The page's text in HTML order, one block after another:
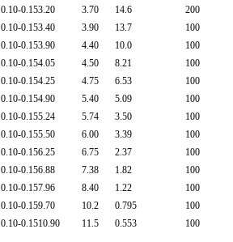
0.10-0.153.20 3.70 14.6
200
0.10-0.153.40 3.90 13.7
100
0.10-0.153.90 4.40 10.0
100
0.10-0.154.05 4.50 8.21
100
0.10-0.154.25 4.75 6.53
100
0.10-0.154.90 5.40 5.09
100
0.10-0.155.24 5.74 3.50
100
0.10-0.155.50 6.00 3.39
100
0.10-0.156.25 6.75 2.37
100
0.10-0.156.88 7.38 1.82
100
0.10-0.157.96 8.40 1.22
100
0.10-0.159.70 10.2 0.795
100
0.10-0.1510.90 11.5 0.553 100